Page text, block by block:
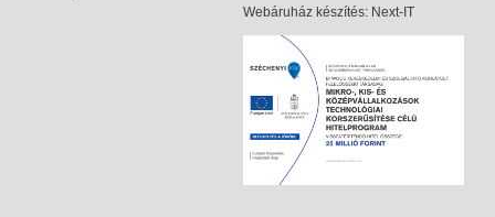
Webáruház készítés: Next-IT